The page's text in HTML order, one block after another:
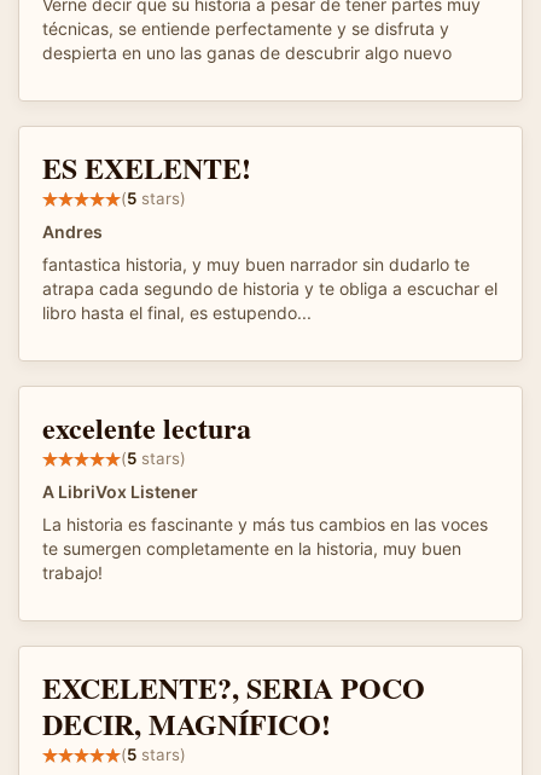
técnicas, se entiende perfectamente y se disfruta y
despierta en uno las ganas de descubrir algo nuevo
ES EXELENTE!
(5 stars)
Andres
fantastica historia, y muy buen narrador sin dudarlo te
atrapa cada segundo de historia y te obliga a escuchar el
libro hasta el final, es estupendo...
excelente lectura
(5 stars)
A LibriVox Listener
La historia es fascinante y más tus cambios en las voces
te sumergen completamente en la historia, muy buen
trabajo!
EXCELENTE?, SERIA POCO
DECIR, MAGNÍFICO!
(5 stars)